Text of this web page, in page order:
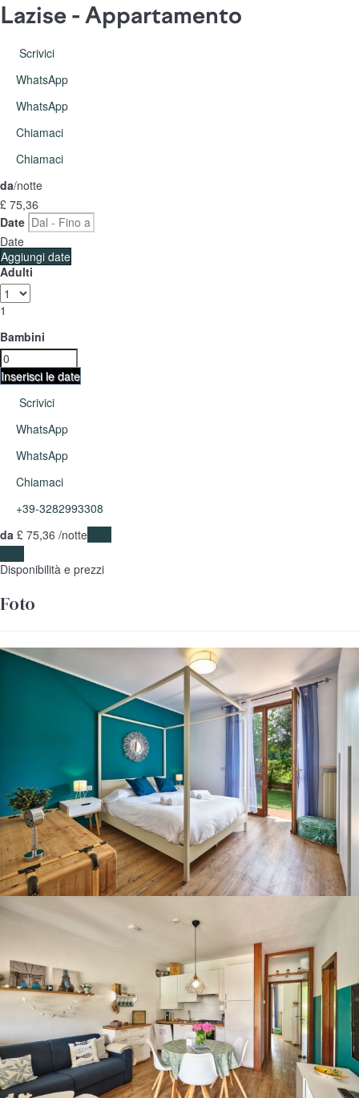
Lazise - Appartamento
Scrivici
WhatsApp
WhatsApp
Chiamaci
Chiamaci
da/notte
£ 75,36
Date
Date
Aggiungi date
Adulti
1
Bambini
Inserisci le date
Scrivici
WhatsApp
WhatsApp
Chiamaci
+39-3282993308
da £ 75,36 /notte
Disponibilità e prezzi
Foto